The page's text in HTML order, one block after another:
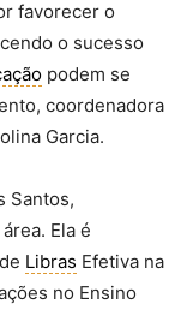
favorecer o
o sucesso
podem se
coordenadora
Garcia.
Santos,
Ela é
de Libras Efetiva na
no Ensino